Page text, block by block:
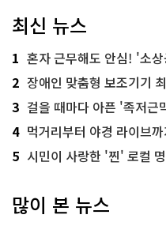
최신 뉴스
1 혼자 근무해도 안심! '소
2 장애인 맞춤형 보조기기 최
3 걸을 때마다 아픈 '족저근막
4 먹거리부터 야경 라이브
5 시민이 사랑한 '찐' 로컬 명
많이 본 뉴스